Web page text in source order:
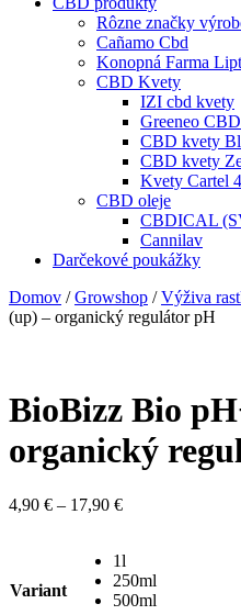
Rôzne značky
Cañamo Cbd
Konopná Farma
CBD Kvety
IZI cbd kvety
Greeneo CBD
CBD kvety
CBD kvety
Kvety Cartel
CBD oleje
CBDICAL
Cannilav
Darčekové poukážky
Domov /Growshop /Výživa
(up) – organický regulátor pH
BioBizz Bio
organický
4,90 € – 17,90 €Price
through
17,90 €
Variant
1l
250ml
500ml